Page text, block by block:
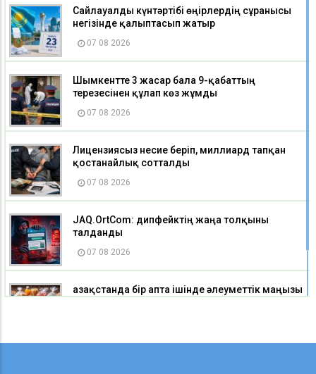
Сайлауалды күнтәртібі өңірлердің сұранысы
негізінде қалыптасып жатыр
07 08 2026
Шымкентте 3 жасар бала 9-қабаттың
терезесінен құлап көз жұмды
07 08 2026
Лицензиясыз несие беріп, миллиард тапқан
қостанайлық сотталды
07 08 2026
JAQ.OrtCom: дипфейктің жаңа толқыны
талданды
07 08 2026
Қазақстанда бір апта ішінде әлеуметтік маңызы